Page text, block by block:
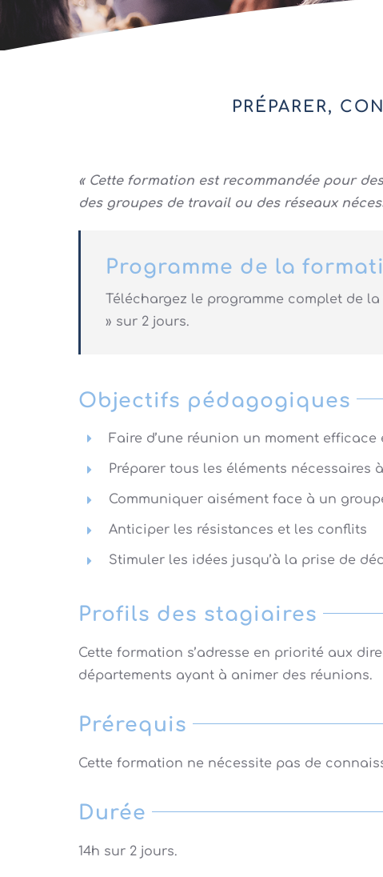
PRÉPARER,
« Cette formation est recommandée pour
des groupes de travail ou des réseaux
Programme de la
Téléchargez le programme complet de
» sur 2 jours.
Objectifs pédagogiques
Faire d’une réunion un moment
Préparer tous les éléments nécessaires
Communiquer aisément face à un
Anticiper les résistances et les conflits
Stimuler les idées jusqu’à la prise de
Profils des stagiaires
Cette formation s’adresse en priorité aux
départements ayant à animer des réunions.
Prérequis
Cette formation ne nécessite pas de
Durée
14h sur 2 jours.